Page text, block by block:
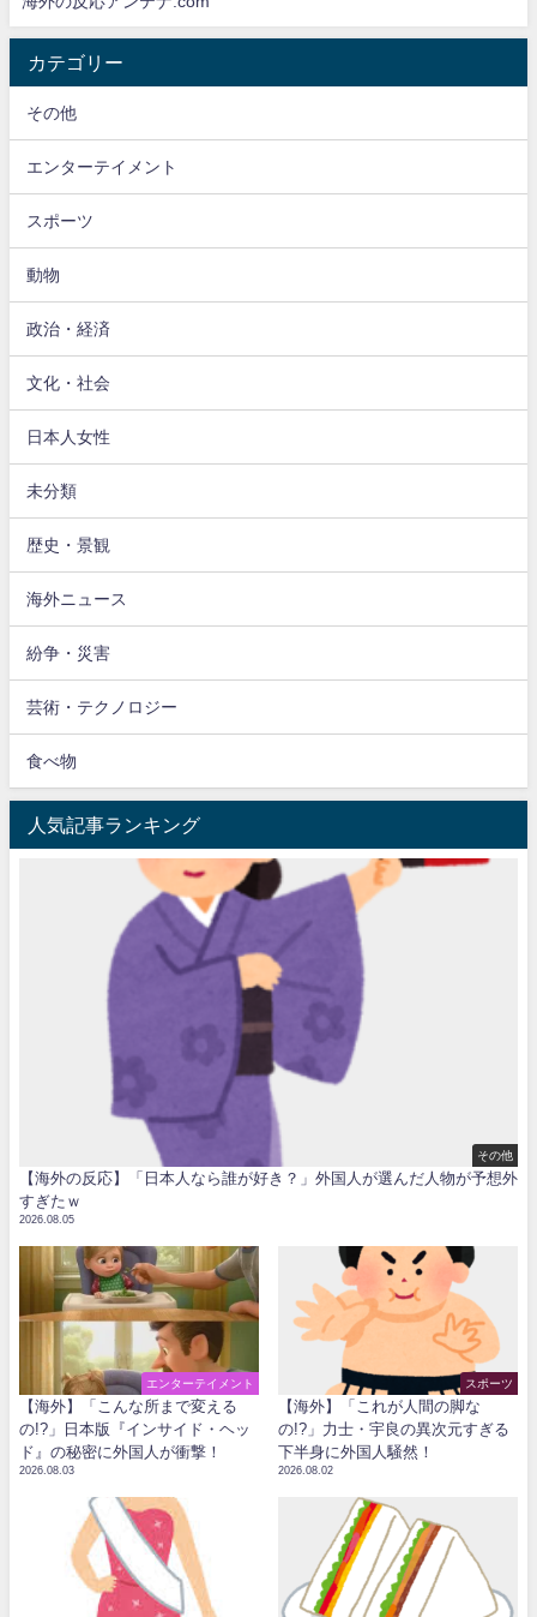
カテゴリー
その他
エンターテイメント
スポーツ
動物
政治・経済
文化・社会
日本人女性
未分類
歴史・景観
海外ニュース
紛争・災害
芸術・テクノロジー
食べ物
人気記事ランキング
その他
【海外の反応】「日本人なら誰が好き？」外国人が選んだ人物が予想外
すぎたｗ
2026.08.05
エンターテイメント
【海外】「こんな所まで変える
の!?」日本版『インサイド・ヘッ
ド』の秘密に外国人が衝撃！
2026.08.03
スポーツ
【海外】「これが人間の脚な
の!?」力士・宇良の異次元すぎる
下半身に外国人騒然！
2026.08.02